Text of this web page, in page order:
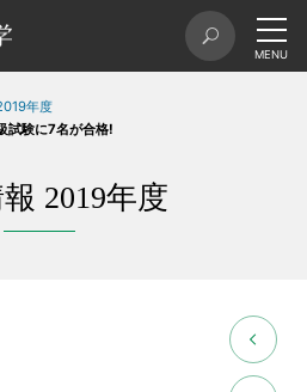
年度
試験に7名が合格!
2019年度